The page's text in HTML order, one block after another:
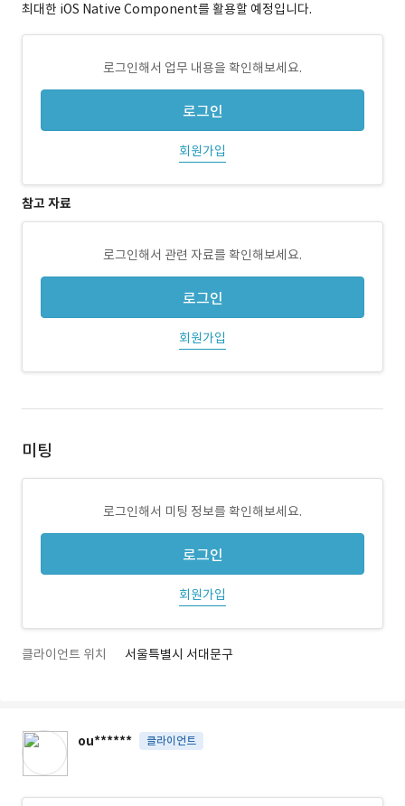
최대한 iOS Native Component를 활용할 예정입니다.
로그인해서 업무 내용을 확인해보세요.
로그인
회원가입
참고 자료
로그인해서 관련 자료를 확인해보세요.
로그인
회원가입
미팅
로그인해서 미팅 정보를 확인해보세요.
로그인
회원가입
클라이언트 위치 서울특별시 서대문구
ou****** 클라이언트